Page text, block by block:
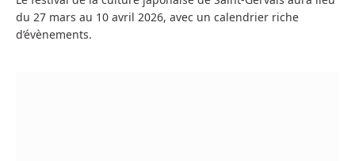
du 27 mars au 10 avril 2026, avec un calendrier riche
d’évènements.